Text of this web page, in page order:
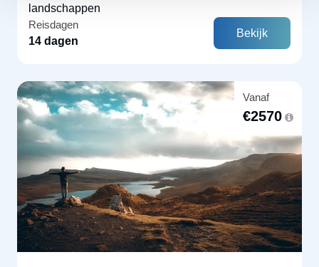
landschappen
Reisdagen
14 dagen
Bekijk
Vanaf
€2570